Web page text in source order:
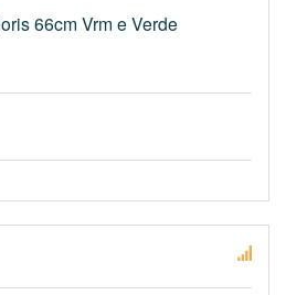
66cm Vrm e Verde